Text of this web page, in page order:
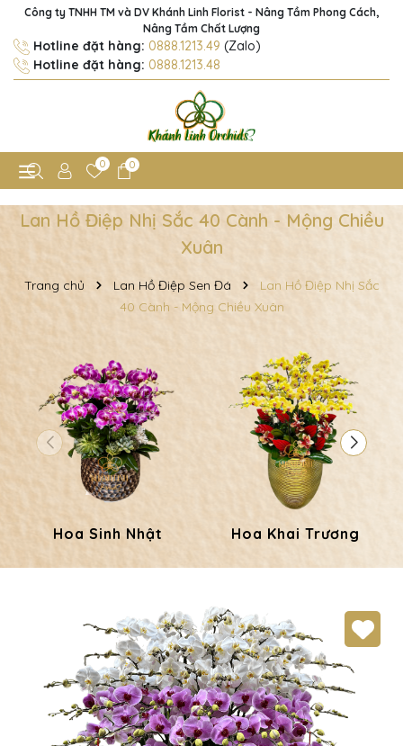
Công ty TNHH TM và DV Khánh Linh Florist - Nâng Tầm Phong Cách,
Nâng Tầm Chất Lượng
Hotline đặt hàng: 0888.1213.49 (Zalo)
Hotline đặt hàng: 0888.1213.48
0 0
Lan Hồ Điệp Nhị Sắc 40 Cành - Mộng Chiều
Xuân
Trang chủ Lan Hồ Điệp Sen Đá
Lan Hồ Điệp Nhị Sắc
40 Cành - Mộng Chiều Xuân
Hoa Sinh Nhật Hoa Khai Trương